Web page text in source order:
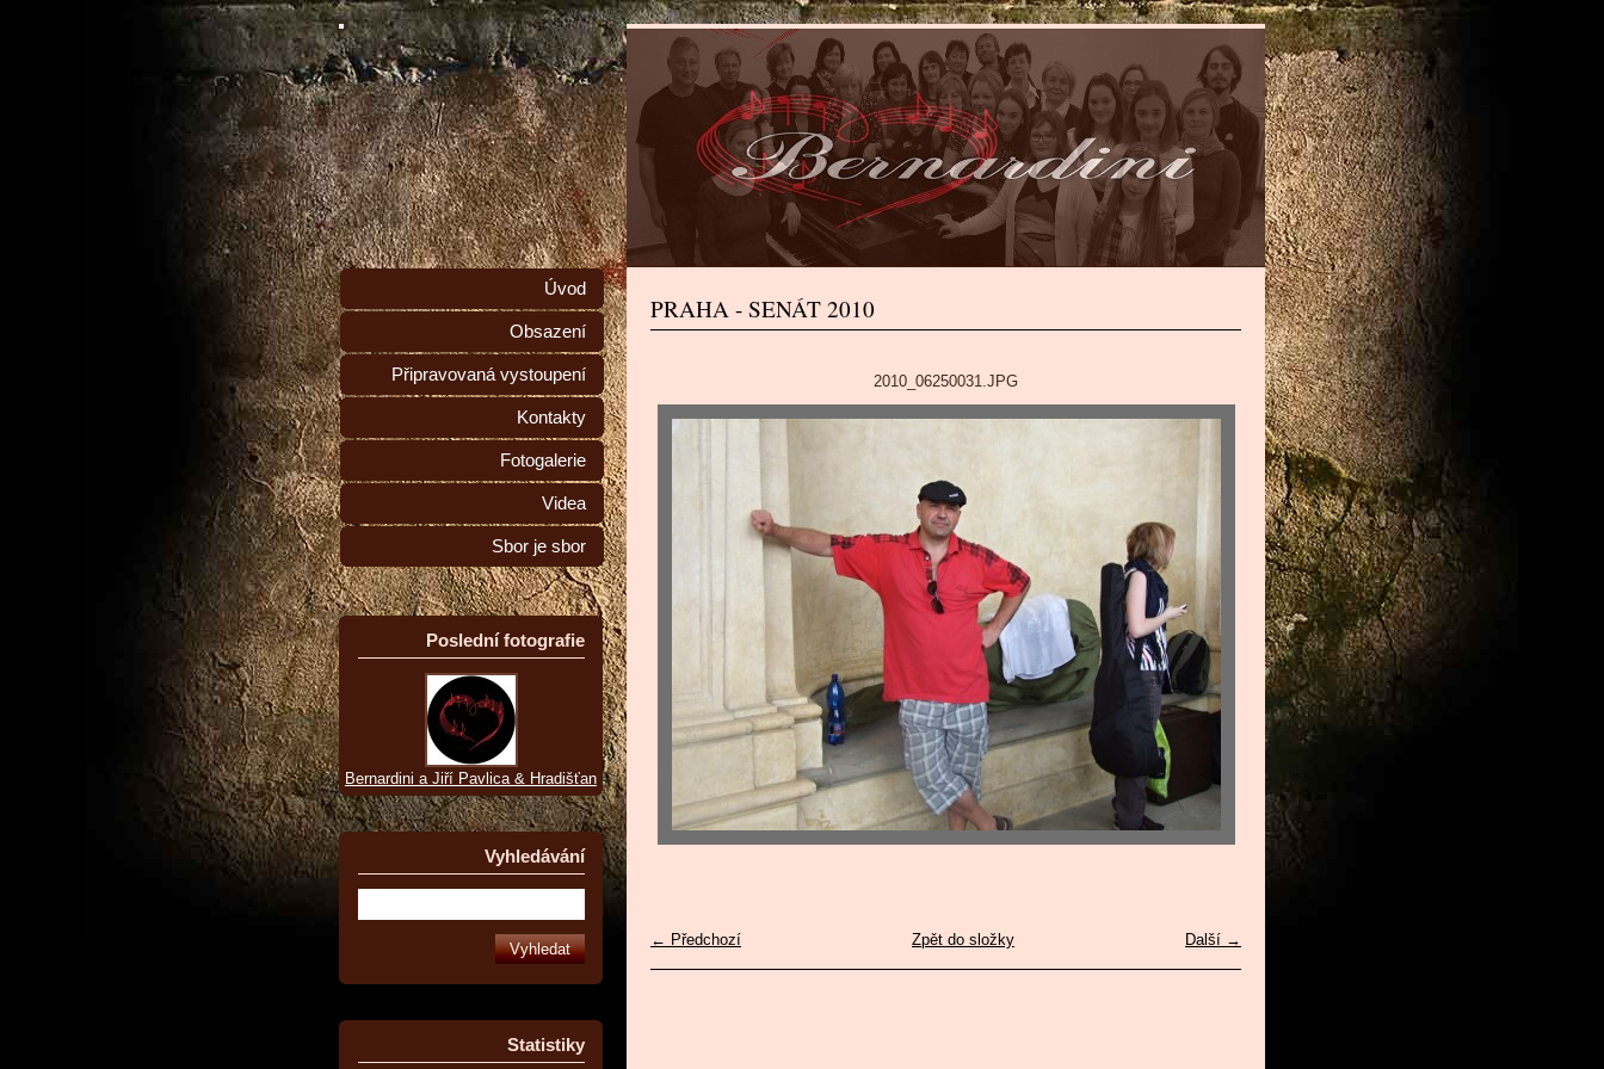
PRAHA - SENÁT 2010
2010_06250031.JPG
← Předchozí Další →
Zpět do složky
Úvod
Obsazení
Připravovaná vystoupení
Kontakty
Fotogalerie
Videa
Sbor je sbor
Poslední fotografie
Bernardini a Jiří Pavlica & Hradišťan
Vyhledávání
Statistiky